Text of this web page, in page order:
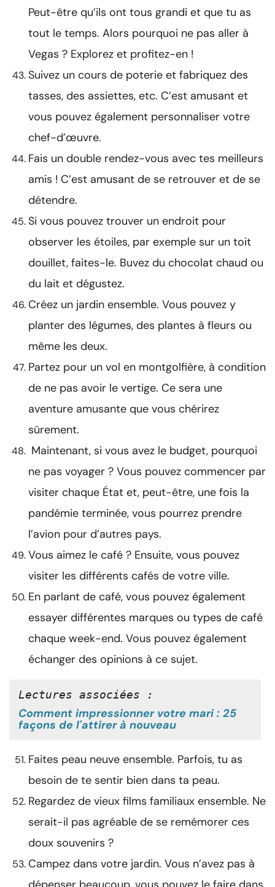
Peut-être qu’ils ont tous grandi et que tu as
tout le temps. Alors pourquoi ne pas aller à
Vegas ? Explorez et profitez-en !
Suivez un cours de poterie et fabriquez des
tasses, des assiettes, etc. C’est amusant et
vous pouvez également personnaliser votre
chef-d’œuvre.
Fais un double rendez-vous avec tes meilleurs
amis ! C’est amusant de se retrouver et de se
détendre.
Si vous pouvez trouver un endroit pour
observer les étoiles, par exemple sur un toit
douillet, faites-le. Buvez du chocolat chaud ou
du lait et dégustez.
Créez un jardin ensemble. Vous pouvez y
planter des légumes, des plantes à fleurs ou
même les deux.
Partez pour un vol en montgolfière, à condition
de ne pas avoir le vertige. Ce sera une
aventure amusante que vous chérirez
sûrement.
Maintenant, si vous avez le budget, pourquoi
ne pas voyager ? Vous pouvez commencer par
visiter chaque État et, peut-être, une fois la
pandémie terminée, vous pourrez prendre
l’avion pour d’autres pays.
Vous aimez le café ? Ensuite, vous pouvez
visiter les différents cafés de votre ville.
En parlant de café, vous pouvez également
essayer différentes marques ou types de café
chaque week-end. Vous pouvez également
échanger des opinions à ce sujet.
Lectures associées :
Comment impressionner votre mari : 25
façons de l'attirer à nouveau
Faites peau neuve ensemble. Parfois, tu as
besoin de te sentir bien dans ta peau.
Regardez de vieux films familiaux ensemble. Ne
serait-il pas agréable de se remémorer ces
doux souvenirs ?
Campez dans votre jardin. Vous n’avez pas à